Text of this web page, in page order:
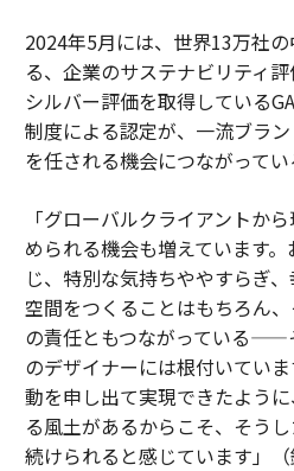
2024年5月には、世界13万社
る、企業のサステナビリティ
シルバー評価を取得している
制度による認定が、一流ブラ
を任される機会につながってい
「グローバルクライアントか
められる機会も増えています
じ、特別な気持ちややすらぎ
空間をつくることはもちろん
の責任ともつながっている——
のデザイナーには根付いてい
動を申し出て実現できたよう
る風土があるからこそ、そう
続けられると感じています」（